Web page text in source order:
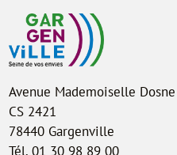
Avenue Mademoiselle Dosne
CS 2421
78440 Gargenville
Tél. 01 30 98 89 00